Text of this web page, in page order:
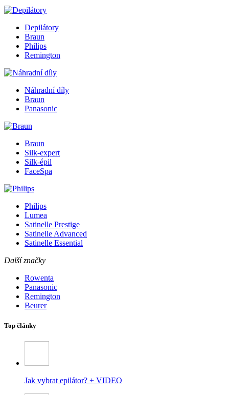
Depilátory
Braun
Philips
Remington
Náhradní díly
Braun
Panasonic
Braun
Silk-expert
Silk-épil
FaceSpa
Philips
Lumea
Satinelle Prestige
Satinelle Advanced
Satinelle Essential
Další značky
Rowenta
Panasonic
Remington
Beurer
Top články
Jak vybrat epilátor? + VIDEO